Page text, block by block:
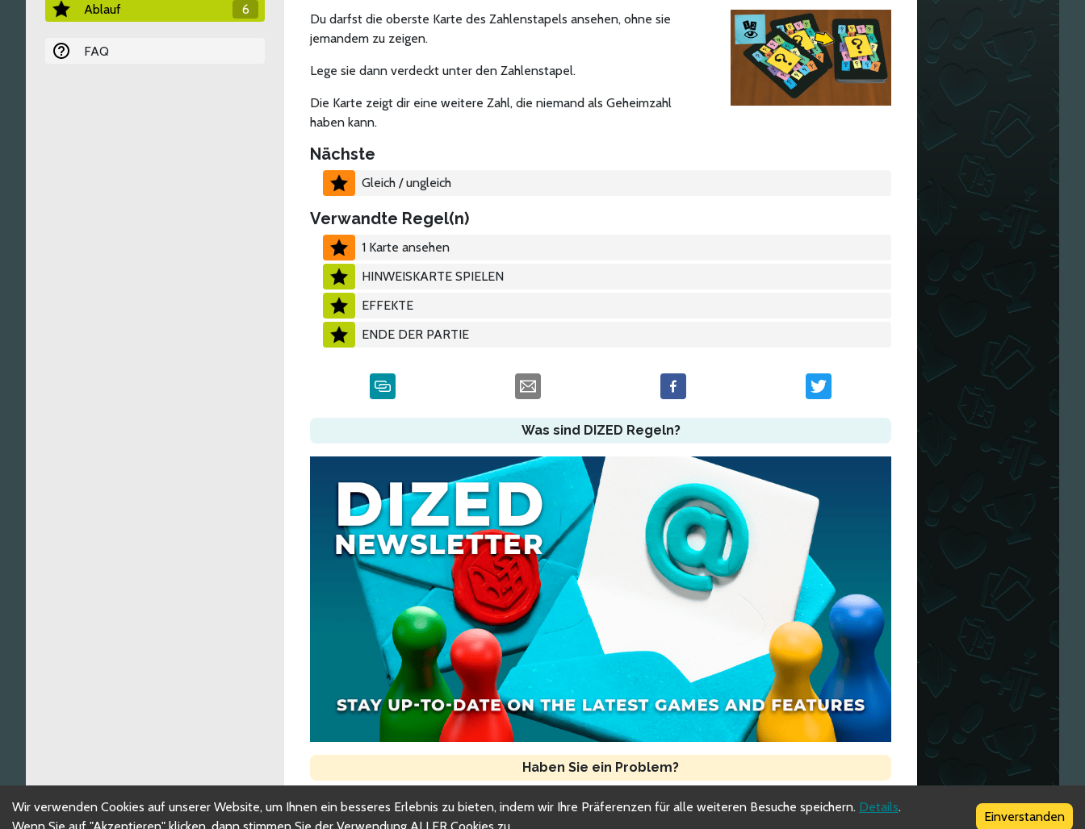
Ablauf
6
FAQ
Du darfst die oberste Karte des Zahlenstapels ansehen, ohne sie
jemandem zu zeigen.
Lege sie dann verdeckt unter den Zahlenstapel.
Die Karte zeigt dir eine weitere Zahl, die niemand als Geheimzahl
haben kann.
Nächste
Gleich / ungleich
Verwandte Regel(n)
1 Karte ansehen
HINWEISKARTE SPIELEN
EFFEKTE
ENDE DER PARTIE
Was sind DIZED Regeln?
Haben Sie ein Problem?
Copyright © 2018-2026 Dized
Wir verwenden Cookies auf unserer Website, um Ihnen ein besseres Erlebnis zu bieten, indem wir Ihre Präferenzen für alle weiteren Besuche speichern. Details.
Einverstanden